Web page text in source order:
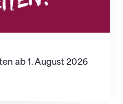
ab 1. August 2026